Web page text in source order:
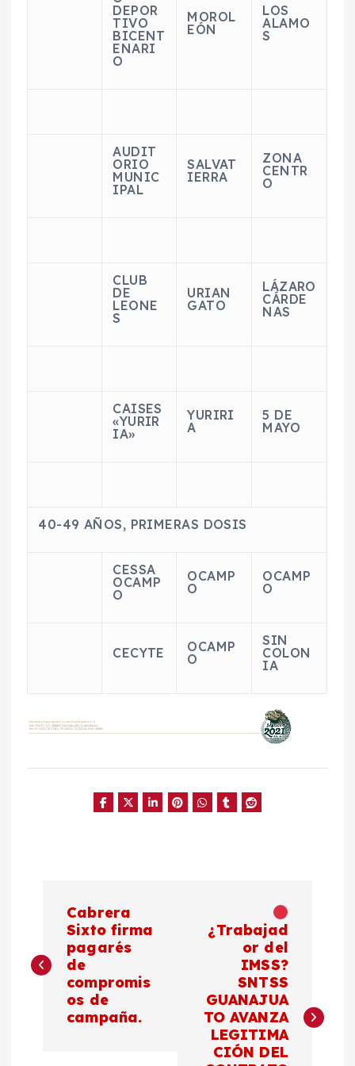
DEPOR
TIVO
BICENT
ENARI
O
MOROL
EÓN
LOS
ALAMO
S
AUDIT
ORIO
MUNIC
IPAL
SALVAT
IERRA
ZONA
CENTR
O
CLUB
DE
LEONE
S
URIAN
GATO
LÁZARO
CÁRDE
NAS
CAISES
«YURIR
IA»
YURIRI
A
5 DE
MAYO
40-49 AÑOS, PRIMERAS DOSIS
CESSA
OCAMP
O
OCAMP
O
OCAMP
O
CECYTE
OCAMP
O
SIN
COLON
IA
v
Cabrera
Sixto firma
pagarés
de
compromis
os de
campaña.
¿Trabajad
or del
IMSS?
SNTSS
GUANAJUA
TO AVANZA
LEGITIMA
CIÓN DEL